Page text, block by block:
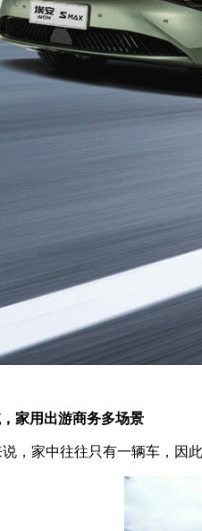
家用出游商务多场景
，家中往往只有一辆车，因